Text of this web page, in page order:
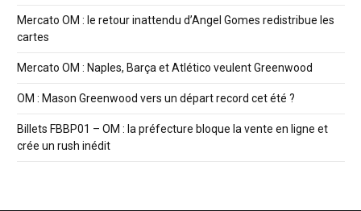
Mercato OM : le retour inattendu d’Angel Gomes redistribue les
cartes
Mercato OM : Naples, Barça et Atlético veulent Greenwood
OM : Mason Greenwood vers un départ record cet été ?
Billets FBBP01 – OM : la préfecture bloque la vente en ligne et
crée un rush inédit